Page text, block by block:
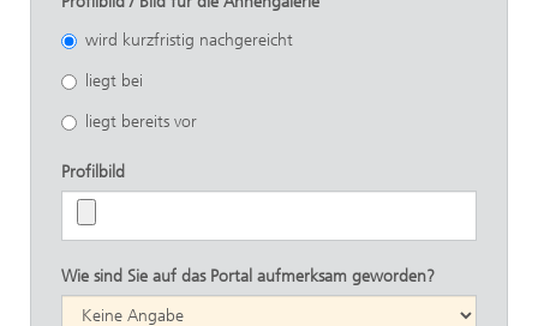
wird kurzfristig nachgereicht
liegt bei
liegt bereits vor
Profilbild
Wie sind Sie auf das Portal aufmerksam geworden?